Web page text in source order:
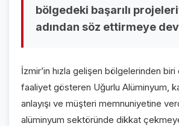
bölgedeki başarılı
adından söz ettirmeye
İzmir’in hızla gelişen bölgelerinden biri
faaliyet gösteren Uğurlu Alüminyum,
anlayışı ve müşteri memnuniyetine
alüminyum sektöründe dikkat